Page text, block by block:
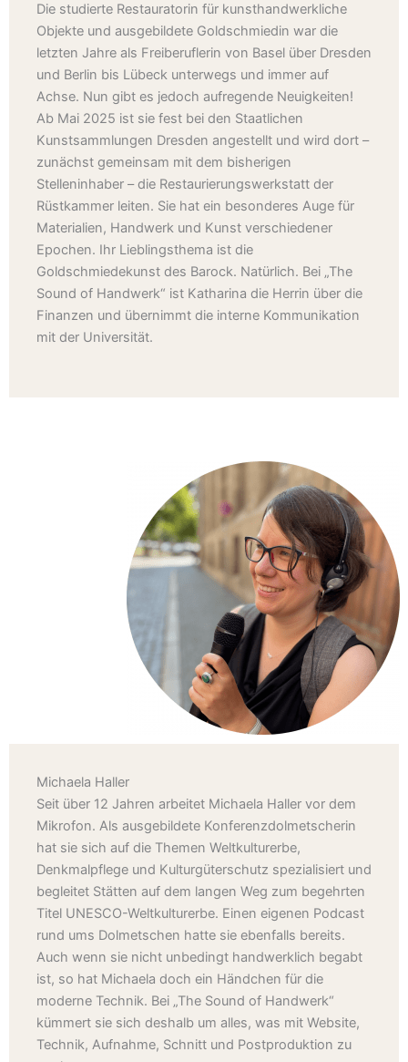
Die studierte Restauratorin für kunsthandwerkliche
Objekte und ausgebildete Goldschmiedin war die
letzten Jahre als Freiberuflerin von Basel über Dresden
und Berlin bis Lübeck unterwegs und immer auf
Achse. Nun gibt es jedoch aufregende Neuigkeiten!
Ab Mai 2025 ist sie fest bei den Staatlichen
Kunstsammlungen Dresden angestellt und wird dort –
zunächst gemeinsam mit dem bisherigen
Stelleninhaber – die Restaurierungswerkstatt der
Rüstkammer leiten. Sie hat ein besonderes Auge für
Materialien, Handwerk und Kunst verschiedener
Epochen. Ihr Lieblingsthema ist die
Goldschmiedekunst des Barock. Natürlich. Bei „The
Sound of Handwerk“ ist Katharina die Herrin über die
Finanzen und übernimmt die interne Kommunikation
mit der Universität.
Michaela Haller
Seit über 12 Jahren arbeitet Michaela Haller vor dem
Mikrofon. Als ausgebildete Konferenzdolmetscherin
hat sie sich auf die Themen Weltkulturerbe,
Denkmalpflege und Kulturgüterschutz spezialisiert und
begleitet Stätten auf dem langen Weg zum begehrten
Titel UNESCO-Weltkulturerbe. Einen eigenen Podcast
rund ums Dolmetschen hatte sie ebenfalls bereits.
Auch wenn sie nicht unbedingt handwerklich begabt
ist, so hat Michaela doch ein Händchen für die
moderne Technik. Bei „The Sound of Handwerk“
kümmert sie sich deshalb um alles, was mit Website,
Technik, Aufnahme, Schnitt und Postproduktion zu